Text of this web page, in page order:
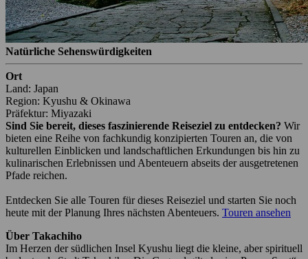
Natürliche Sehenswürdigkeiten
Ort
Land: Japan
Region: Kyushu & Okinawa
Präfektur: Miyazaki
Sind Sie bereit, dieses faszinierende Reiseziel zu entdecken? Wir
bieten eine Reihe von fachkundig konzipierten Touren an, die von
kulturellen Einblicken und landschaftlichen Erkundungen bis hin zu
kulinarischen Erlebnissen und Abenteuern abseits der ausgetretenen
Pfade reichen.
Entdecken Sie alle Touren für dieses Reiseziel und starten Sie noch
heute mit der Planung Ihres nächsten Abenteuers. Touren ansehen
Über Takachiho
Im Herzen der südlichen Insel Kyushu liegt die kleine, aber spirituell